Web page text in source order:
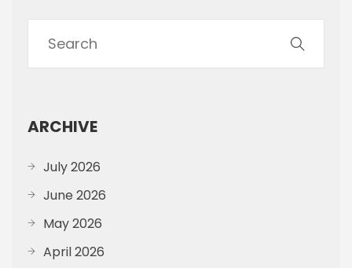
ARCHIVE
July 2026
June 2026
May 2026
April 2026